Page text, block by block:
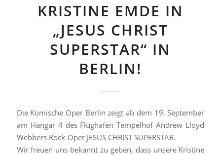
KRISTINE EMDE IN
„JESUS CHRIST
SUPERSTAR“ IN
BERLIN!
Die Komische Oper Berlin zeigt ab dem 19. September
am Hangar 4 des Flughafen Tempelhof Andrew Lloyd
Webbers Rock-Oper JESUS CHRIST SUPERSTAR.
Wir freuen uns bekannt zu geben, dass unsere Kristine